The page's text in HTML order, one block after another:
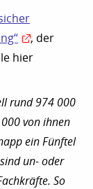
, der
hier
rund 974 000
von ihnen
ein Fünftel
un- oder
So